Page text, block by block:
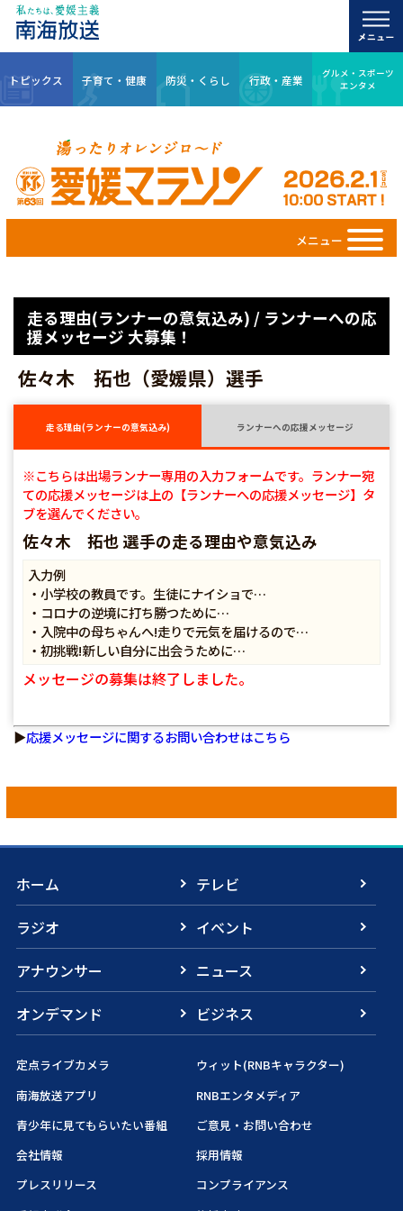
トピックス 子育て・健康 防災・くらし 行政・産業
グルメ・スポーツ
エンタメ
メニュー
走る理由(ランナーの意気込み) / ランナーへの応
援メッセージ 大募集！
佐々木 拓也（愛媛県）選手
走る理由(ランナーの意気込み) ランナーへの応援メッセージ
※こちらは出場ランナー専用の入力フォームです。ランナー宛
ての応援メッセージは上の【ランナーへの応援メッセージ】タ
ブを選んでください。
佐々木 拓也 選手の走る理由や意気込み
入力例
・小学校の教員です。生徒にナイショで…
・コロナの逆境に打ち勝つために…
・入院中の母ちゃんへ!走りで元気を届けるので…
・初挑戦!新しい自分に出会うために…
メッセージの募集は終了しました。
▶応援メッセージに関するお問い合わせはこちら
ホーム
テレビ
ラジオ
イベント
アナウンサー
ニュース
オンデマンド
ビジネス
定点ライブカメラ
ウィット(RNBキャラクター)
南海放送アプリ
RNBエンタメディア
青少年に見てもらいたい番組
ご意見・お問い合わせ
会社情報
採用情報
プレスリリース
コンプライアンス